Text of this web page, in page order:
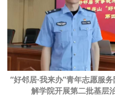
“好邻居·我来办”青年志愿服
解学院开展第二批基层